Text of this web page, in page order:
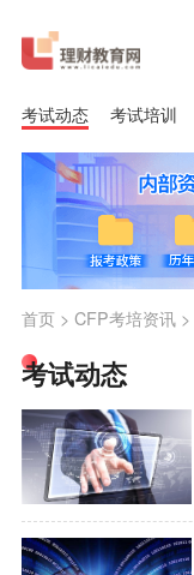
考试动态 考试培训
首页> CFP考培资讯>
考试动态